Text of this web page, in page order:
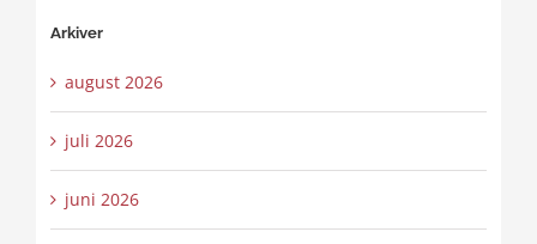
Arkiver
august 2026
juli 2026
juni 2026